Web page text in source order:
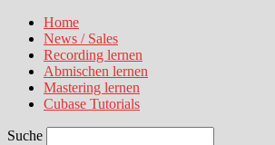
Home
News / Sales
Recording lernen
Abmischen lernen
Mastering lernen
Cubase Tutorials
Suche